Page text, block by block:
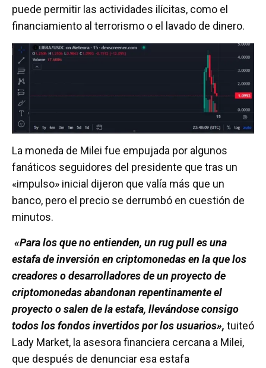
puede permitir las actividades ilícitas, como el
financiamiento al terrorismo o el lavado de dinero.
La moneda de Milei fue empujada por algunos
fanáticos seguidores del presidente que tras un
«impulso» inicial dijeron que valía más que un
banco, pero el precio se derrumbó en cuestión de
minutos.
«Para los que no entienden, un rug pull es una
estafa de inversión en criptomonedas en la que los
creadores o desarrolladores de un proyecto de
criptomonedas abandonan repentinamente el
proyecto o salen de la estafa, llevándose consigo
todos los fondos invertidos por los usuarios», tuiteó
Lady Market, la asesora financiera cercana a Milei,
que después de denunciar esa estafa